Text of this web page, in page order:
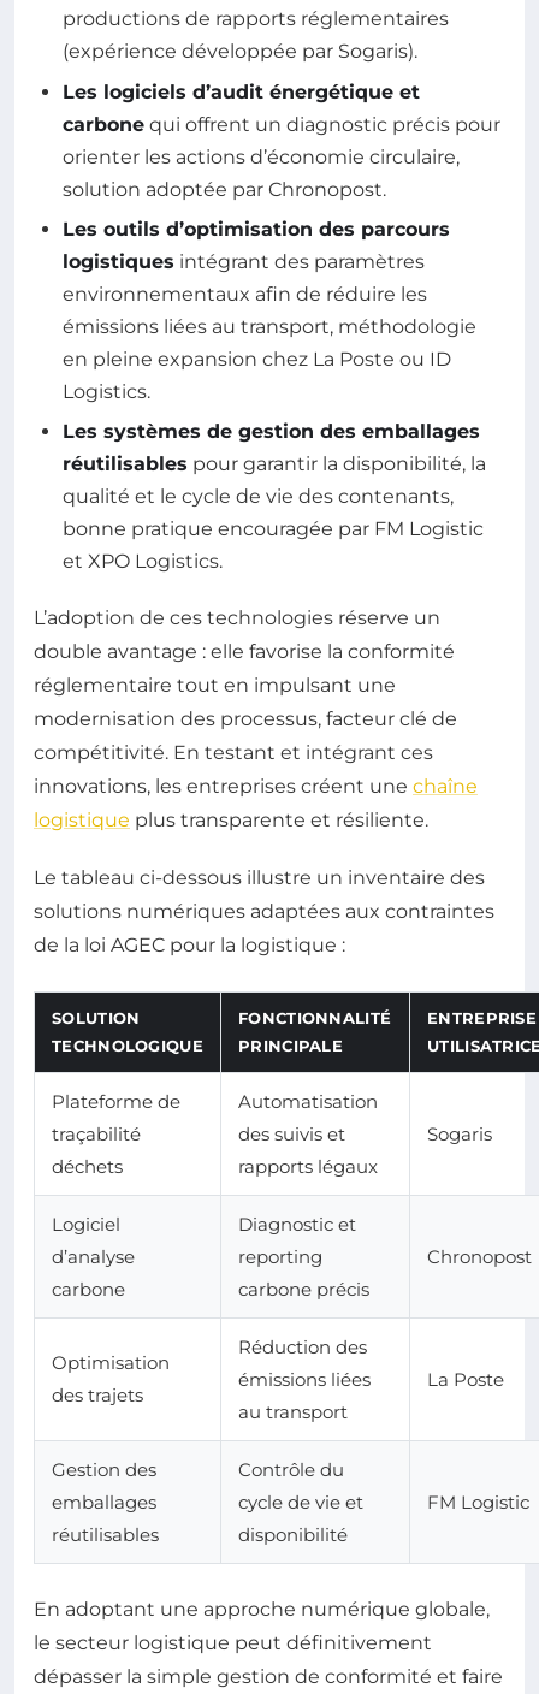
productions de rapports réglementaires
(expérience développée par Sogaris).
Les logiciels d’audit énergétique et
carbone qui offrent un diagnostic précis pour
orienter les actions d’économie circulaire,
solution adoptée par Chronopost.
Les outils d’optimisation des parcours
logistiques intégrant des paramètres
environnementaux afin de réduire les
émissions liées au transport, méthodologie
en pleine expansion chez La Poste ou ID
Logistics.
Les systèmes de gestion des emballages
réutilisables pour garantir la disponibilité, la
qualité et le cycle de vie des contenants,
bonne pratique encouragée par FM Logistic
et XPO Logistics.
L’adoption de ces technologies réserve un
double avantage : elle favorise la conformité
réglementaire tout en impulsant une
modernisation des processus, facteur clé de
compétitivité. En testant et intégrant ces
innovations, les entreprises créent une chaîne
logistique plus transparente et résiliente.
Le tableau ci-dessous illustre un inventaire des
solutions numériques adaptées aux contraintes
de la loi AGEC pour la logistique :
SOLUTION
TECHNOLOGIQUE
FONCTIONNALITÉ
PRINCIPALE
ENTREPRISE
Plateforme de
traçabilité
déchets
Automatisation
des suivis et
rapports légaux
Sogaris
Logiciel
d’analyse
carbone
Diagnostic et
reporting
carbone précis
Chronopost
Optimisation
des trajets
Réduction des
émissions liées
au transport
La Poste
Gestion des
emballages
réutilisables
Contrôle du
cycle de vie et
disponibilité
FM Logistic
En adoptant une approche numérique globale,
le secteur logistique peut définitivement
dépasser la simple gestion de conformité et faire